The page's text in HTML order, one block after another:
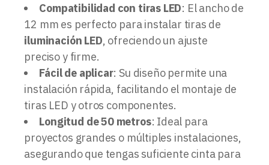
Compatibilidad con tiras LED: El ancho de
12 mm es perfecto para instalar tiras de
iluminación LED, ofreciendo un ajuste
preciso y firme.
Fácil de aplicar: Su diseño permite una
instalación rápida, facilitando el montaje de
tiras LED y otros componentes.
Longitud de 50 metros: Ideal para
proyectos grandes o múltiples instalaciones,
asegurando que tengas suficiente cinta para